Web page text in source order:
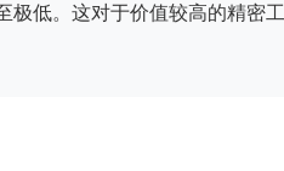
极低。这对于价值较高的精密工